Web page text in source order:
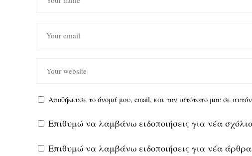
Αποθήκευσε το όνομά μου, email, και τον ιστότοπο μου σε
Επιθυμώ να λαμβάνω ειδοποιήσεις για νέα
Επιθυμώ να λαμβάνω ειδοποιήσεις για νέα